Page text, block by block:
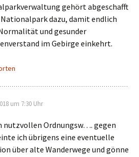
gehört abgeschafft
Nationalpark dazu, damit endlich
und gesunder
im Gebirge einkehrt.
um 7:30 Uhr
nutzvollen Ordnungsw…. gegen
ich übrigens eine eventuelle
über alte Wanderwege und gönne